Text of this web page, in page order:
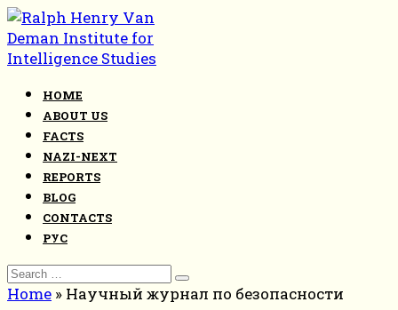
Skip
to
content
HOME
ABOUT US
FACTS
NAZI-NEXT
REPORTS
BLOG
CONTACTS
РУС
Search
for:
Home » Научный журнал по безопасности